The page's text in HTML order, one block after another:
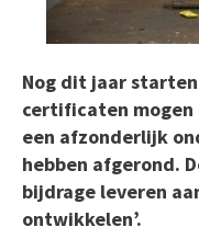
Nog dit jaar
certificaten mogen
een afzonderlijk
hebben afgerond.
bijdrage leveren
ontwikkelen’.